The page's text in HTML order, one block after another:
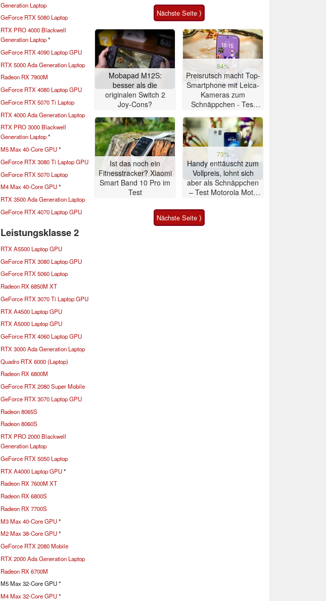
Generation Laptop
GeForce RTX 5080 Laptop
RTX PRO 4000 Blackwell
Generation Laptop*
GeForce RTX 4090 Laptop GPU
RTX 5000 Ada Generation Laptop
Radeon RX 7900M
GeForce RTX 4080 Laptop GPU
GeForce RTX 5070 Ti Laptop
RTX 4000 Ada Generation Laptop
RTX PRO 3000 Blackwell
Generation Laptop*
M5 Max 40-Core GPU*
GeForce RTX 3080 Ti Laptop GPU
GeForce RTX 5070 Laptop
M4 Max 40-Core GPU*
RTX 3500 Ada Generation Laptop
GeForce RTX 4070 Laptop GPU
Leistungsklasse 2
RTX A5500 Laptop GPU
GeForce RTX 3080 Laptop GPU
GeForce RTX 5060 Laptop
Radeon RX 6850M XT
GeForce RTX 3070 Ti Laptop GPU
RTX A4500 Laptop GPU
RTX A5000 Laptop GPU
GeForce RTX 4060 Laptop GPU
RTX 3000 Ada Generation Laptop
Quadro RTX 6000 (Laptop)
Radeon RX 6800M
GeForce RTX 2080 Super Mobile
GeForce RTX 3070 Laptop GPU
Radeon 8065S
Radeon 8060S
RTX PRO 2000 Blackwell
Generation Laptop
GeForce RTX 5050 Laptop
RTX A4000 Laptop GPU*
Radeon RX 7600M XT
Radeon RX 6800S
Radeon RX 7700S
M3 Max 40-Core GPU*
M2 Max 38-Core GPU*
GeForce RTX 2080 Mobile
RTX 2000 Ada Generation Laptop
Radeon RX 6700M
M5 Max 32-Core GPU *
M4 Max 32-Core GPU*
Nächste Seite ⟩
Mobapad M12S:
besser als die
originalen Switch 2
Joy-Cons?
84%
Preisrutsch macht Top-
Smartphone mit Leica-
Kameras zum
Schnäppchen - Test
Ist das noch ein
Fitnesstracker? Xiaomi
Smart Band 10 Pro im
Test
73%
Handy enttäuscht zum
Vollpreis, lohnt sich
aber als Schnäppchen
– Test Motorola Moto
Nächste Seite ⟩